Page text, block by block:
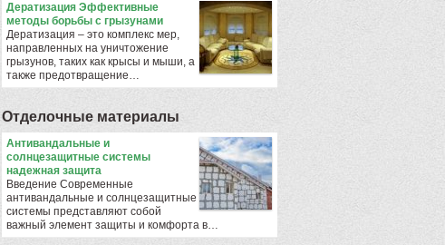
Дератизация Эффективные
методы борьбы с грызунами
Дератизация – это комплекс мер,
направленных на уничтожение
грызунов, таких как крысы и мыши, а
также предотвращение…
Отделочные материалы
Антивандальные и
солнцезащитные системы
надежная защита
Введение Современные
антивандальные и солнцезащитные
системы представляют собой
важный элемент защиты и комфорта в…